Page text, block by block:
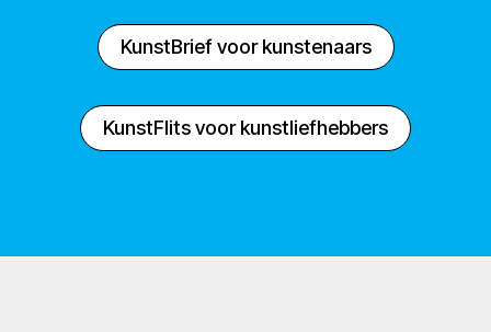
KunstBrief voor kunstenaars
KunstFlits voor kunstliefhebbers